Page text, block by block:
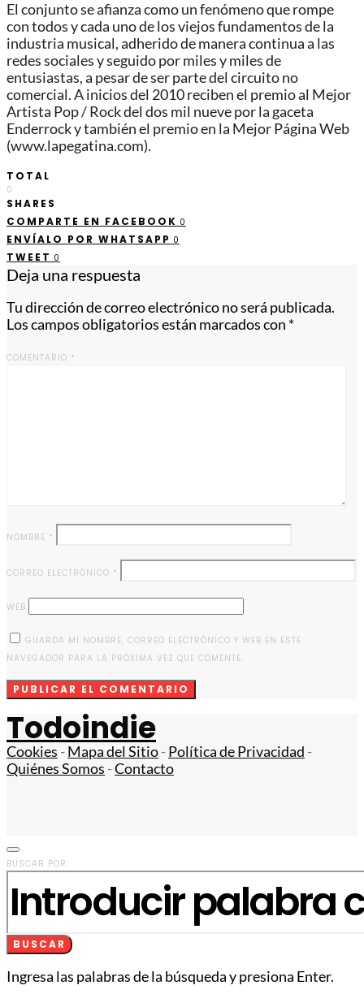
El conjunto se afianza como un fenómeno que rompe
con todos y cada uno de los viejos fundamentos de la
industria musical, adherido de manera continua a las
redes sociales y seguido por miles y miles de
entusiastas, a pesar de ser parte del circuito no
comercial. A inicios del 2010 reciben el premio al Mejor
Artista Pop / Rock del dos mil nueve por la gaceta
Enderrock y también el premio en la Mejor Página Web
(www.lapegatina.com).
TOTAL
0
SHARES
COMPARTE EN FACEBOOK 0
ENVÍALO POR WHATSAPP 0
TWEET 0
Deja una respuesta
Tu dirección de correo electrónico no será publicada.
Los campos obligatorios están marcados con *
COMENTARIO *
NOMBRE *
CORREO ELECTRÓNICO *
WEB
GUARDA MI NOMBRE, CORREO ELECTRÓNICO Y WEB EN ESTE
NAVEGADOR PARA LA PRÓXIMA VEZ QUE COMENTE.
Todoindie
Cookies -Mapa del Sitio-Política de Privacidad -
Quiénes Somos -Contacto
BUSCAR POR:
BUSCAR
Ingresa las palabras de la búsqueda y presiona Enter.